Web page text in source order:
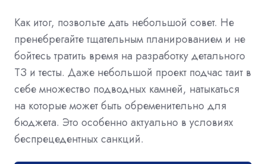
Как итог, позвольте дать небольшой совет. Не
пренебрегайте тщательным планированием и не
бойтесь тратить время на разработку детального
ТЗ и тесты. Даже небольшой проект подчас таит в
себе множество подводных камней, натыкаться
на которые может быть обременительно для
бюджета. Это особенно актуально в условиях
беспрецедентных санкций.